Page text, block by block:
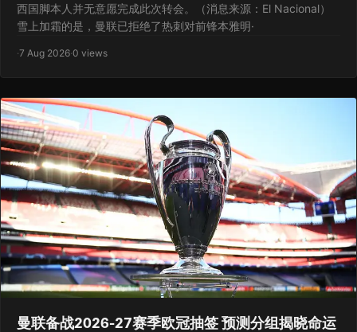
西国脚本人并无意愿完成此次转会。（消息来源：El Nacional）
雪上加霜的是，曼联已拒绝了热刺对前锋本雅明·
·7 Aug 2026·0 views
曼联备战2026-27赛季欧冠抽签 预测分组揭晓命运